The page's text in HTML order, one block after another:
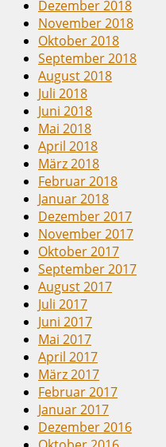
Dezember 2018
November 2018
Oktober 2018
September 2018
August 2018
Juli 2018
Juni 2018
Mai 2018
April 2018
März 2018
Februar 2018
Januar 2018
Dezember 2017
November 2017
Oktober 2017
September 2017
August 2017
Juli 2017
Juni 2017
Mai 2017
April 2017
März 2017
Februar 2017
Januar 2017
Dezember 2016